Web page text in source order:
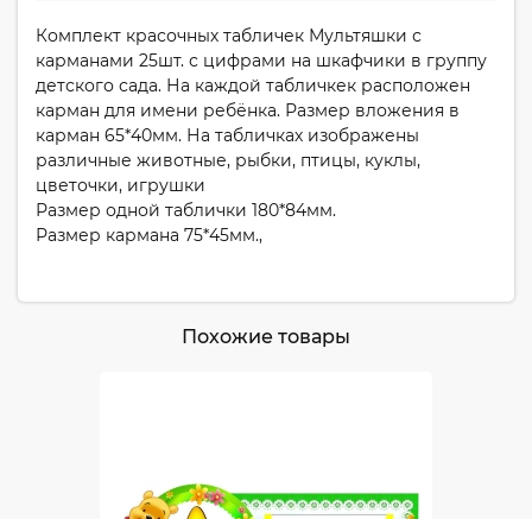
Комплект красочных табличек Мультяшки с
карманами 25шт. с цифрами на шкафчики в группу
детского сада. На каждой табличкек расположен
карман для имени ребёнка. Размер вложения в
карман 65*40мм. На табличках изображены
различные животные, рыбки, птицы, куклы,
цветочки, игрушки
Размер одной таблички 180*84мм.
Размер кармана 75*45мм.,
Похожие товары